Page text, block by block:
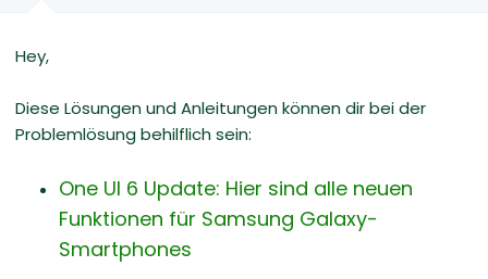
Hey,
Diese Lösungen und Anleitungen können dir bei der
Problemlösung behilflich sein:
One UI 6 Update: Hier sind alle neuen
Funktionen für Samsung Galaxy-
Smartphones